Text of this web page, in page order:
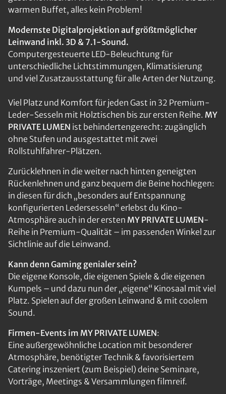
warmen Buffet, alles kein Problem!
Modernste Digitalprojektion auf größtmöglicher
Leinwand inkl. 3D & 7.1-Sound.
Computergesteuerte LED-Beleuchtung für
unterschiedliche Lichtstimmungen, Klimatisierung
und viel Zusatzausstattung für alle Arten der Nutzung.
Viel Platz und Komfort für jeden Gast in 32 Premium-
Leder-Sesseln mit Holztischen bis zur ersten Reihe. MY
PRIVATE LUMEN ist behindertengerecht: zugänglich
ohne Stufen und ausgestattet mit zwei
Rollstuhlfahrer-Plätzen.
Zurücklehnen in die weiter nach hinten geneigten
Rückenlehnen und ganz bequem die Beine hochlegen:
in diesen für dich „besonders auf Entspannung
konfigurierten Ledersesseln“ erlebst du Kino-
Atmosphäre auch in der ersten MY PRIVATE LUMEN-
Reihe in Premium-Qualität – im passenden Winkel zur
Sichtlinie auf die Leinwand.
Kann denn Gaming genialer sein?
Die eigene Konsole, die eigenen Spiele & die eigenen
Kumpels – und dazu nun der „eigene“ Kinosaal mit viel
Platz. Spielen auf der großen Leinwand & mit coolem
Sound.
Firmen-Events im MY PRIVATE LUMEN:
Eine außergewöhnliche Location mit besonderer
Atmosphäre, benötigter Technik & favorisiertem
Catering inszeniert (zum Beispiel) deine Seminare,
Vorträge, Meetings & Versammlungen filmreif.